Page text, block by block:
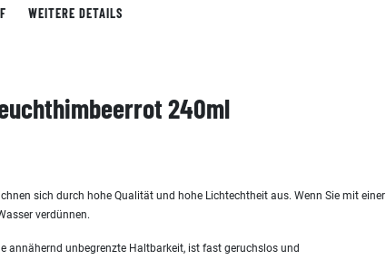
WEITERE DETAILS
240ml
sich durch hohe Qualität und hohe Lichtechtheit aus. Wenn Sie mit einer
verdünnen.
annähernd unbegrenzte Haltbarkeit, ist fast geruchslos und